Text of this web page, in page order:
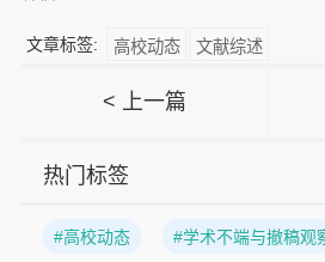
文章标签: 高校动态 文献综述
< 上一篇
热门标签
#高校动态 #学术不端与撤稿观